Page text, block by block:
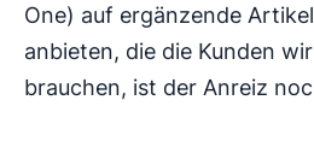
One) auf ergänzende
anbieten, die die Kunden
brauchen, ist der Anreiz